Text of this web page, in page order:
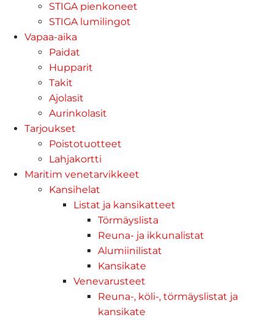
STIGA pienkoneet
STIGA lumilingot
Vapaa-aika
Paidat
Hupparit
Takit
Ajolasit
Aurinkolasit
Tarjoukset
Poistotuotteet
Lahjakortti
Maritim venetarvikkeet
Kansihelat
Listat ja kansikatteet
Törmäyslista
Reuna- ja ikkunalistat
Alumiinilistat
Kansikate
Venevarusteet
Reuna-, köli-, törmäyslistat ja
kansikate